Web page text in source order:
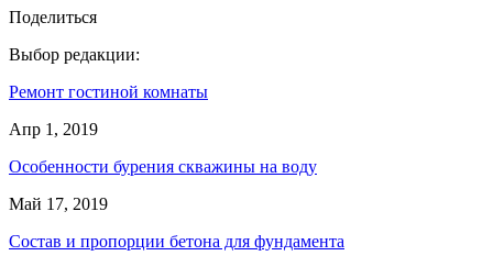
Поделиться
Выбор редакции:
Ремонт гостиной комнаты
Апр 1, 2019
Особенности бурения скважины на воду
Май 17, 2019
Состав и пропорции бетона для фундамента